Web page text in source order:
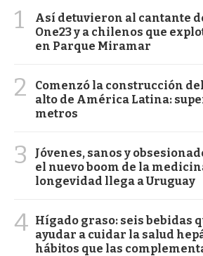
1
Así detuvieron al cantante
One23 y a chilenos que
en Parque Miramar
2
Comenzó la construcción
alto de América Latina:
metros
3
Jóvenes, sanos y
el nuevo boom de la
longevidad llega a Uruguay
4 Hígado graso: seis bebidas
ayudar a cuidar la salud
hábitos que las